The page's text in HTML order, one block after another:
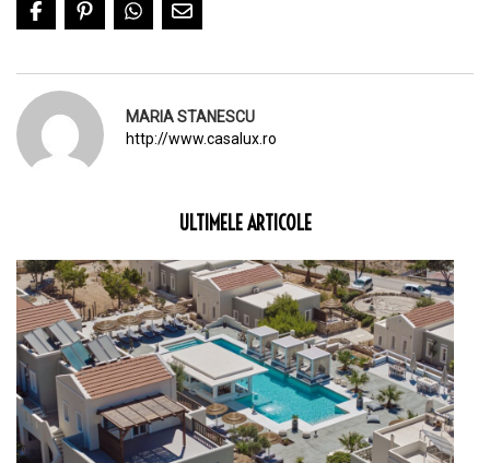
MARIA STANESCU
http://www.casalux.ro
ULTIMELE ARTICOLE